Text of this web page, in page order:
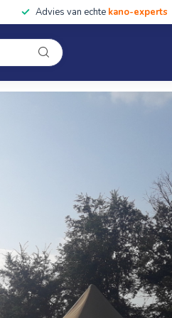
Advies van echte kano-experts
Uitrusting Accessoires
Onze winkel